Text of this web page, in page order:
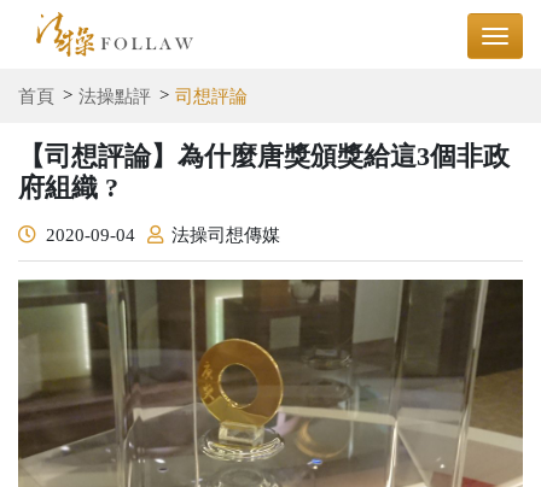
首頁 法操點評 司想評論
【司想評論】為什麼唐獎頒獎給這3個非政
府組織 ?
2020-09-04 法操司想傳媒